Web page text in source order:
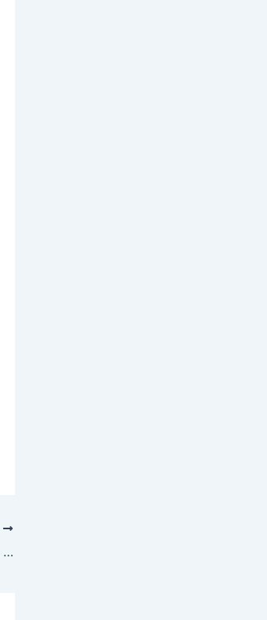
Tips Menyimpan Data Elektronik dengan Efektif dan Aman